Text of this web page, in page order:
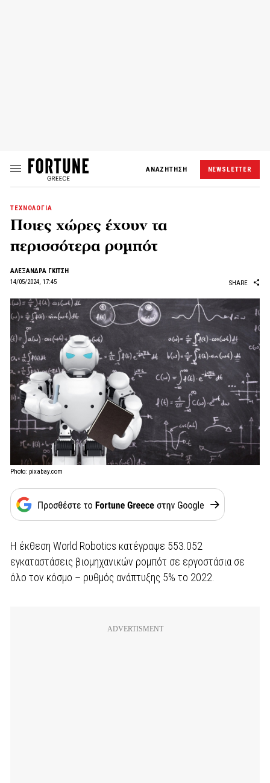
ΑΝΑΖΗΤΗΣΗ NEWSLETTER
ΤΕΧΝΟΛΟΓΙΑ
Ποιες χώρες έχουν τα
περισσότερα ρομπότ
AΛΕΞΑΝΔΡΑ ΓΚΙΤΣΗ
14/05/2024, 17:45
SHARE
Photo: pixabay.com
Η έκθεση World Robotics κατέγραψε 553.052
εγκαταστάσεις βιομηχανικών ρομπότ σε εργοστάσια σε
όλο τον κόσμο – ρυθμός ανάπτυξης 5% το 2022.